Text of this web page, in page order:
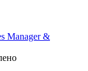
Manager &